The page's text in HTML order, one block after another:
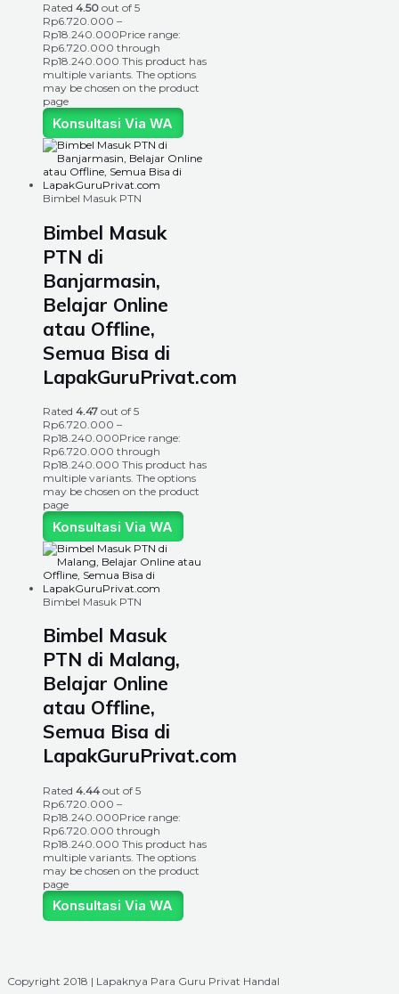
Rated 4.50 out of 5
Rp6.720.000 –
Rp18.240.000Price range:
Rp6.720.000 through
Rp18.240.000 This product has
multiple variants. The options
may be chosen on the product
page
Konsultasi Via WA
Bimbel Masuk PTN
Bimbel Masuk
PTN di
Banjarmasin,
Belajar Online
atau Offline,
Semua Bisa di
LapakGuruPrivat.com
Rated 4.47 out of 5
Rp6.720.000 –
Rp18.240.000Price range:
Rp6.720.000 through
Rp18.240.000 This product has
multiple variants. The options
may be chosen on the product
page
Konsultasi Via WA
Bimbel Masuk PTN
Bimbel Masuk
PTN di Malang,
Belajar Online
atau Offline,
Semua Bisa di
LapakGuruPrivat.com
Rated 4.44 out of 5
Rp6.720.000 –
Rp18.240.000Price range:
Rp6.720.000 through
Rp18.240.000 This product has
multiple variants. The options
may be chosen on the product
page
Konsultasi Via WA
Copyright 2018 | Lapaknya Para Guru Privat Handal